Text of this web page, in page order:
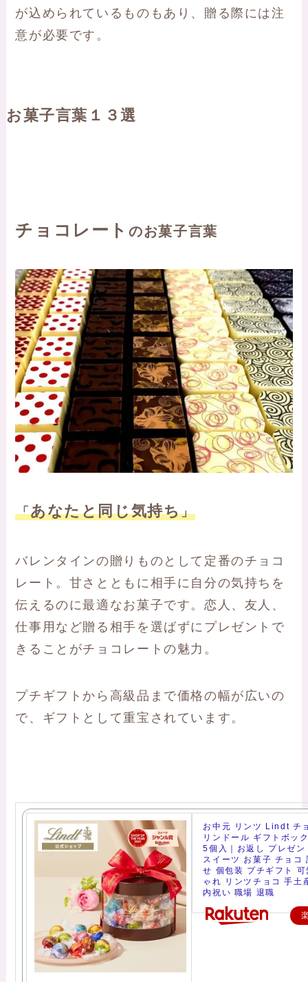
が込められているものもあり、贈る際には注
意が必要です。
お菓子言葉１３選
チョコレートのお菓子言葉
「あなたと同じ気持ち」
バレンタインの贈りものとして定番のチョコ
レート。甘さとともに相手に自分の気持ちを
伝えるのに最適なお菓子です。恋人、友人、
仕事用など贈る相手を選ばずにプレゼントで
きることがチョコレートの魅力。
プチギフトから高級品まで価格の幅が広いの
で、ギフトとして重宝されています。
お中元 リンツ Lindt チ
リンドール ギフトボッ
5個入｜お返し プレゼン
スイーツ お菓子 チョコ
せ 個包装 プチギフト
ゃれ リンツチョコ 手土
内祝い 職場 退職